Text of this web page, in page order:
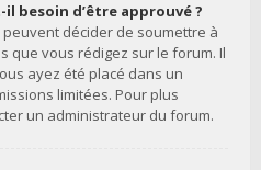
besoin d’être approuvé ?
décider de soumettre à
que vous rédigez sur le forum. Il
ayez été placé dans un
limitées. Pour plus
un administrateur du forum.